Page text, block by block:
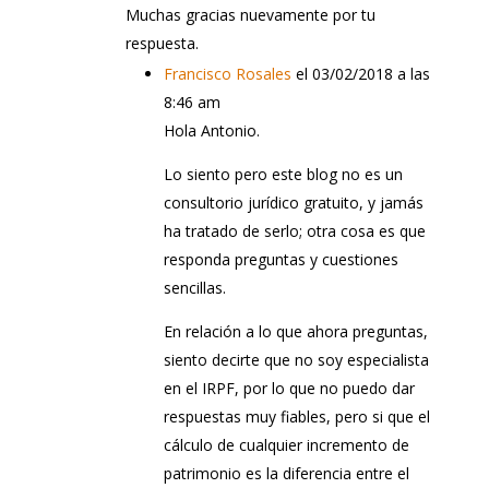
Muchas gracias nuevamente por tu
respuesta.
Francisco Rosales el 03/02/2018 a las
8:46 am
Hola Antonio.
Lo siento pero este blog no es un
consultorio jurídico gratuito, y jamás
ha tratado de serlo; otra cosa es que
responda preguntas y cuestiones
sencillas.
En relación a lo que ahora preguntas,
siento decirte que no soy especialista
en el IRPF, por lo que no puedo dar
respuestas muy fiables, pero si que el
cálculo de cualquier incremento de
patrimonio es la diferencia entre el